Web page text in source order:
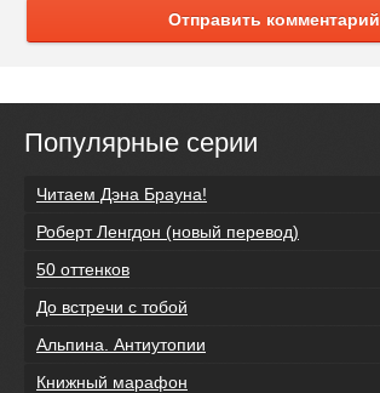
Отправить комментарий
Популярные серии
Читаем Дэна Брауна!
Роберт Ленгдон (новый перевод)
50 оттенков
До встречи с тобой
Альпина. Антиутопии
Книжный марафон